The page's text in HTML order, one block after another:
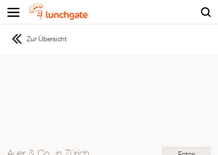
ZUR STARTSEITE
Zur Übersicht